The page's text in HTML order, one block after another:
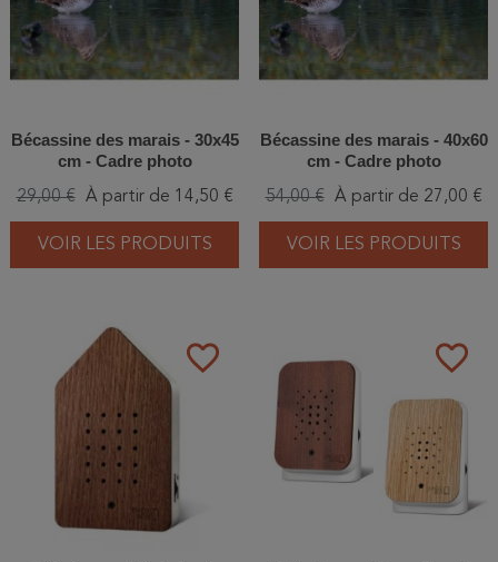
Bécassine des marais - 30x45
cm - Cadre photo
29,00 € À partir de 14,50 €
VOIR LES PRODUITS
Bécassine des marais - 40x60
cm - Cadre photo
54,00 € À partir de 27,00 €
VOIR LES PRODUITS
favorite_border favorite_border